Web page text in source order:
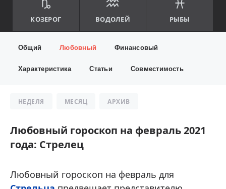
КОЗЕРОГ ВОДОЛЕЙ РЫБЫ
Общий Любовный Финансовый
Характеристика Статьи Совместимость
НЕДЕЛЯ МЕСЯЦ АРХИВ
Любовный гороскоп на февраль 2021
года: Стрелец
Любовный гороскоп на февраль для